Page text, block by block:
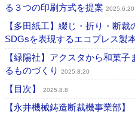
る３つの印刷方式を提案 2025.6.20
【多田紙工】綴じ・折り・断
SDGsを表現するエコプレス製
【緑陽社】アクスタから和菓
るものづくり
2025.8.20
【目次】 2025.8.8
【永井機械鋳造断裁機事業部】